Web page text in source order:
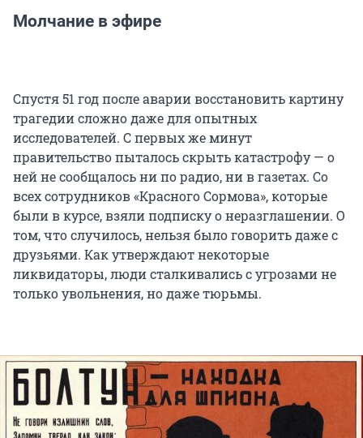
Молчание в эфире
Спустя 51 год после аварии восстановить картину
трагедии сложно даже для опытных
исследователей. С первых же минут
правительство пыталось скрыть катастрофу — о
ней не сообщалось ни по радио, ни в газетах. Со
всех сотрудников «Красного Сормова», которые
были в курсе, взяли подписку о неразглашении. О
том, что случилось, нельзя было говорить даже с
друзьями. Как утверждают некоторые
ликвидаторы, люди сталкивались с угрозами не
только увольнения, но даже тюрьмы.